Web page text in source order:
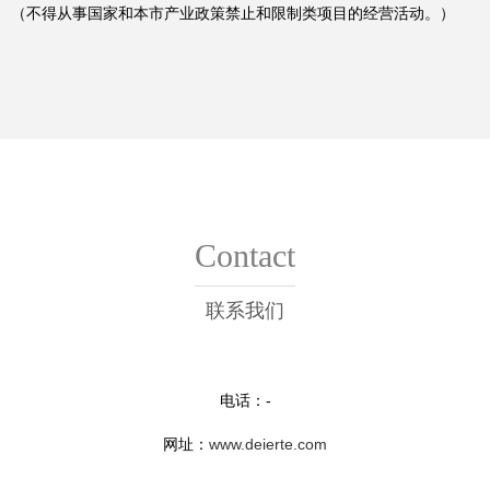
（不得从事国家和本市产业政策禁止和限制类项目的经营活动。）
Contact
联系我们
电话：-
网址： www.deierte.com